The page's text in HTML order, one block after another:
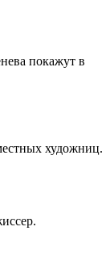
покажут в
художниц.